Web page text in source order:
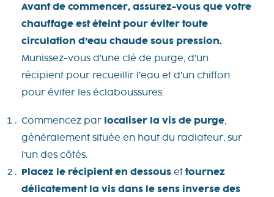
Avant de commencer, assurez-vous que votre
chauffage est éteint pour éviter toute
circulation d’eau chaude sous pression.
Munissez-vous d’une clé de purge, d’un
récipient pour recueillir l’eau et d’un chiffon
pour éviter les éclaboussures.
Commencez par localiser la vis de purge,
généralement située en haut du radiateur, sur
l’un des côtés.
Placez le récipient en dessous et tournez
délicatement la vis dans le sens inverse des